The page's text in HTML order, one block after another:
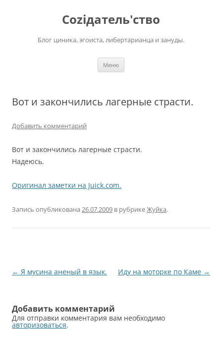
Соziдатель'ство
Блог циника, эгоиста, либертарианца и зануды.
Меню
Вот и закончились лагерные страсти.
Добавить комментарий
Вот и закончились лагерные страсти.
Надеюсь.
Оригинал заметки на Juick.com.
Запись опубликована 26.07.2009 в рубрикеЖуйка.
Навигация
← Я мусина аненый в язык. Иду на моторке по Каме →
Добавить комментарий
Для отправки комментария вам необходимо
авторизоваться.